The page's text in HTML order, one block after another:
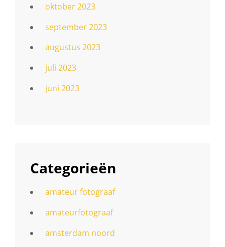
oktober 2023
september 2023
augustus 2023
juli 2023
juni 2023
Categorieën
amateur fotograaf
amateurfotograaf
amsterdam noord